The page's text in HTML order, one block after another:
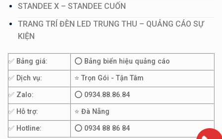
STANDEE X – STANDEE CUỐN
TRANG TRÍ ĐÈN LED TRUNG THU – QUẢNG CÁO SỰ
KIỆN
✅ Bảng giá:
⭕ Bảng biển hiệu quảng cáo
✅ Dịch vụ:
⭐ Trọn Gói - Tận Tâm
✅ Zalo:
⭕ 0934.88.86.84
✅ Hỗ trợ:
⭐ Đà Nẵng
✅ Hotline:
⭕ 0934 88 86 84